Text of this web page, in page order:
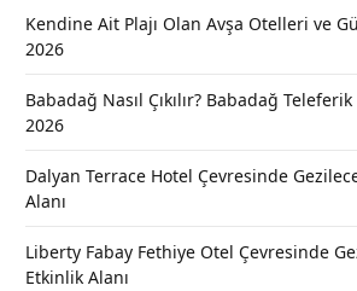
Kendine Ait Plajı Olan Avşa Otelleri ve
2026
Babadağ Nasıl Çıkılır? Babadağ
2026
Dalyan Terrace Hotel Çevresinde
Alanı
Liberty Fabay Fethiye Otel Çevresinde
Etkinlik Alanı